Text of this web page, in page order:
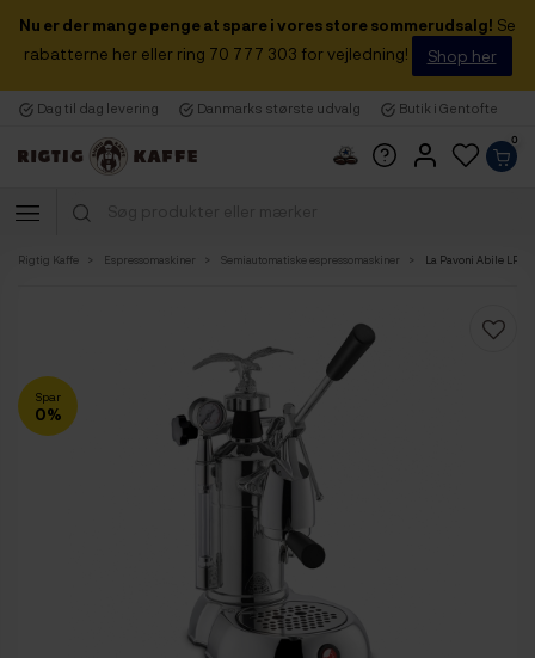
Nu er der mange penge at spare i vores store sommerudsalg! Se
rabatterne her eller ring 70 777 303 for vejledning!
Shop her
Dag til dag levering Danmarks største udvalg Butik i Gentofte
0
Rigtig Kaffe Espressomaskiner Semiautomatiske espressomaskiner La Pavoni Abile
Spar
0%